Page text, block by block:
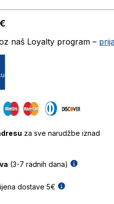
€
naš Loyalty program –
za sve narudžbe iznad
(3-7 radnih dana)
dostave 5€